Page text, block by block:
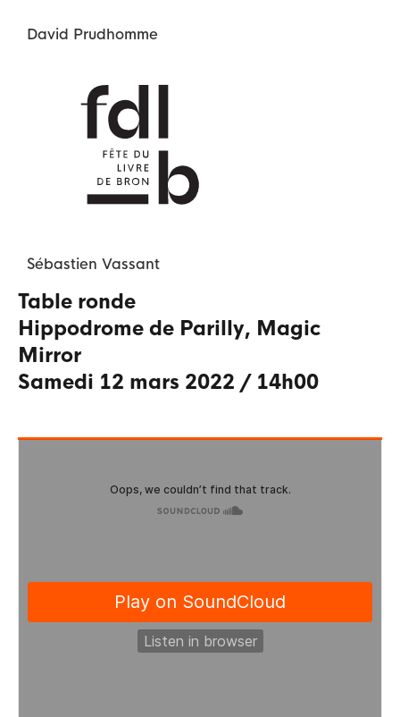
David Prudhomme
Sébastien Vassant
Table ronde
Hippodrome de Parilly, Magic
Mirror
samedi 12 mars 2022 / 14h00